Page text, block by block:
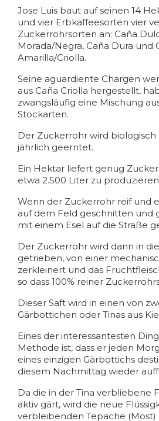
Jose Luis baut auf seinen 14
und vier Erbkaffeesorten vier
Zuckerrohrsorten an: Caña
Morada/Negra, Caña Dura und
Amarilla/Criolla.
Seine aguardiente Chargen
aus Caña Criolla hergestellt,
zwangsläufig eine Mischung
Stockarten.
Der Zuckerrohr wird
jährlich geerntet.
Ein Hektar liefert genug
etwa 2.500 Liter zu
Wenn der Zuckerrohr reif und
auf dem Feld geschnitten und
mit einem Esel auf die Straße
Der Zuckerrohr wird dann in
getrieben, von einer
zerkleinert und das
so dass 100% reiner
Dieser Saft wird in einen von
Gärbottichen oder Tinas aus
Eines der interessantesten
Methode ist, dass er jeden
eines einzigen Gärbottichs
diesem Nachmittag wieder
Da die in der Tina verbliebene
aktiv gärt, wird die neue
verbleibenden Tepache